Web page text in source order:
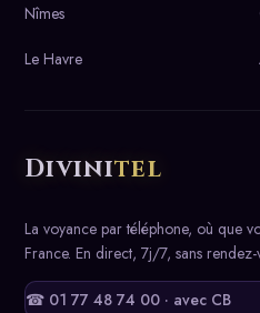
Nîmes
Le Havre
Divinitel
La voyance par téléphone, où que
France. En direct, 7j/7, sans rendez-
☎ 01 77 48 74 00 · avec CB